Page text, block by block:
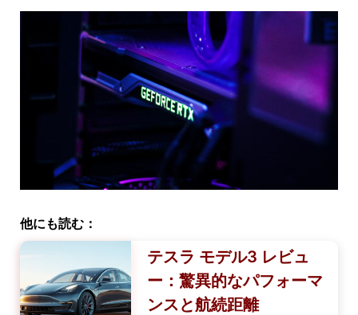
他にも読む：
テスラ モデル3 レビュ
ー：驚異的なパフォーマ
ンスと航続距離